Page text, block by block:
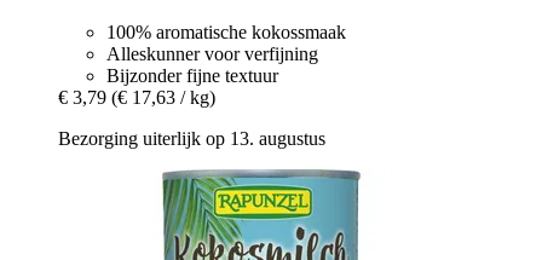
100% aromatische kokossmaak
Alleskunner voor verfijning
Bijzonder fijne textuur
€ 3,79 (€ 17,63 / kg)
Bezorging uiterlijk op 13. augustus